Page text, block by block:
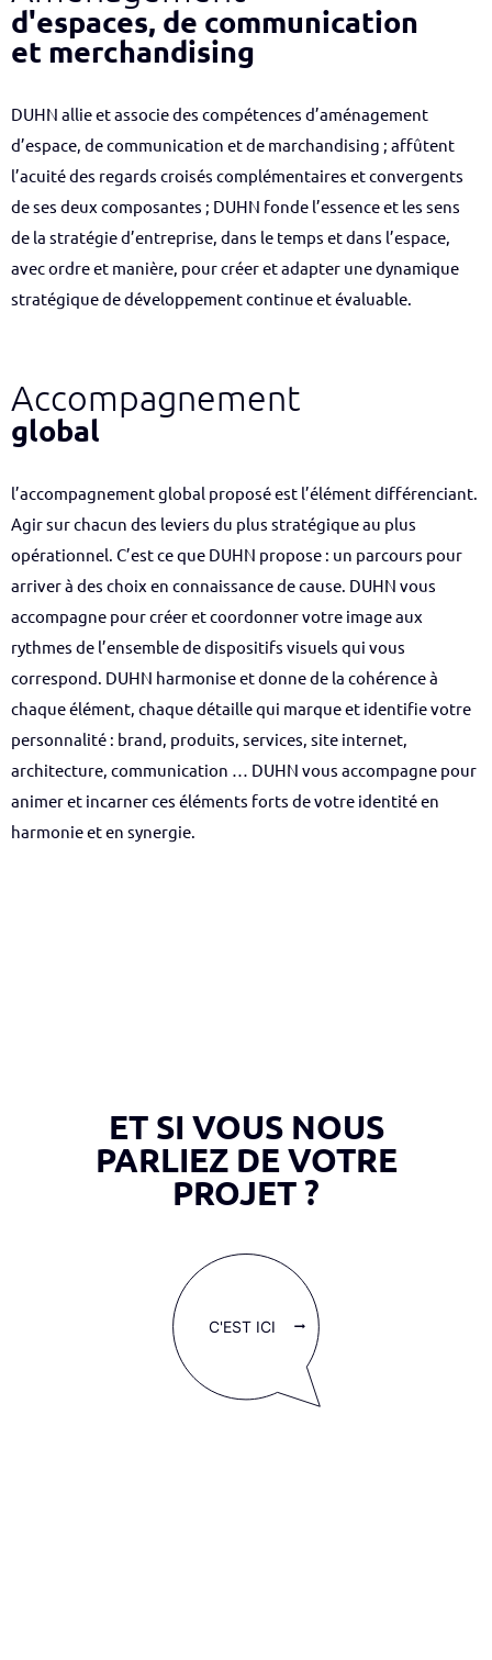
d'espaces, de communication
et merchandising
DUHN allie et associe des compétences d’aménagement
d’espace, de communication et de marchandising ; affûtent
l’acuité des regards croisés complémentaires et convergents
de ses deux composantes ; DUHN fonde l’essence et les sens
de la stratégie d’entreprise, dans le temps et dans l’espace,
avec ordre et manière, pour créer et adapter une dynamique
stratégique de développement continue et évaluable.
Accompagnement
global
l’accompagnement global proposé est l’élément différenciant.
Agir sur chacun des leviers du plus stratégique au plus
opérationnel. C’est ce que DUHN propose : un parcours pour
arriver à des choix en connaissance de cause. DUHN vous
accompagne pour créer et coordonner votre image aux
rythmes de l’ensemble de dispositifs visuels qui vous
correspond. DUHN harmonise et donne de la cohérence à
chaque élément, chaque détaille qui marque et identifie votre
personnalité : brand, produits, services, site internet,
architecture, communication … DUHN vous accompagne pour
animer et incarner ces éléments forts de votre identité en
harmonie et en synergie.
ET SI VOUS NOUS
PARLIEZ DE VOTRE
PROJET ?